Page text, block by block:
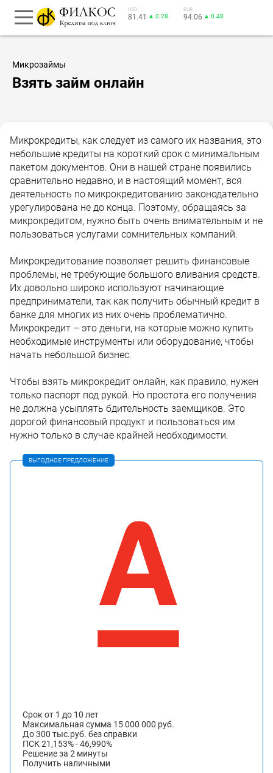
USD
81.41 ▲ 0.28
EUR
94.06 ▲ 0.48
Микрозаймы
Взять займ онлайн
Микрокредиты, как следует из самого их названия, это
небольшие кредиты на короткий срок с минимальным
пакетом документов. Они в нашей стране появились
сравнительно недавно, и в настоящий момент, вся
деятельность по микрокредитованию законодательно
урегулирована не до конца. Поэтому, обращаясь за
микрокредитом, нужно быть очень внимательным и не
пользоваться услугами сомнительных компаний.
Микрокредитование позволяет решить финансовые
проблемы, не требующие большого вливания средств.
Их довольно широко используют начинающие
предприниматели, так как получить обычный кредит в
банке для многих из них очень проблематично.
Микрокредит – это деньги, на которые можно купить
необходимые инструменты или оборудование, чтобы
начать небольшой бизнес.
Чтобы взять микрокредит онлайн, как правило, нужен
только паспорт под рукой. Но простота его получения
не должна усыплять бдительность заемщиков. Это
дорогой финансовый продукт и пользоваться им
нужно только в случае крайней необходимости.
ВЫГОДНОЕ ПРЕДЛОЖЕНИЕ
Срок от 1 до 10 лет
Максимальная сумма 15 000 000 руб.
До 300 тыс.руб. без справки
ПСК 21,153% - 46,990%
Решение за 2 минуты
Получить наличными